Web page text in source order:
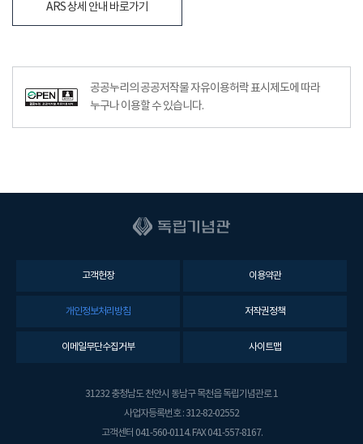
ARS 상세 안내 바로가기
공공누리공공저작물자유이용허락–출처표시이미지
공공누리의 공공저작물 자유이용허락 표시제도에 따라
누구나 이용할 수 있습니다.
고객헌장 이용약관
개인정보처리방침 저작권정책
이메일무단수집거부 사이트맵
31232 충청남도 천안시 동남구 목천읍 독립기념관로 1
사업자등록번호 : 312-82-02552
고객센터 041-560-0114. FAX 041-557-8167.